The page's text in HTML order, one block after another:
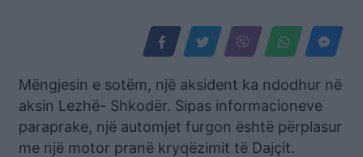
Mëngjesin e sotëm, një aksident ka ndodhur në
aksin Lezhë- Shkodër. Sipas informacioneve
paraprake, një automjet furgon është përplasur
me një motor pranë kryqëzimit të Dajçit.